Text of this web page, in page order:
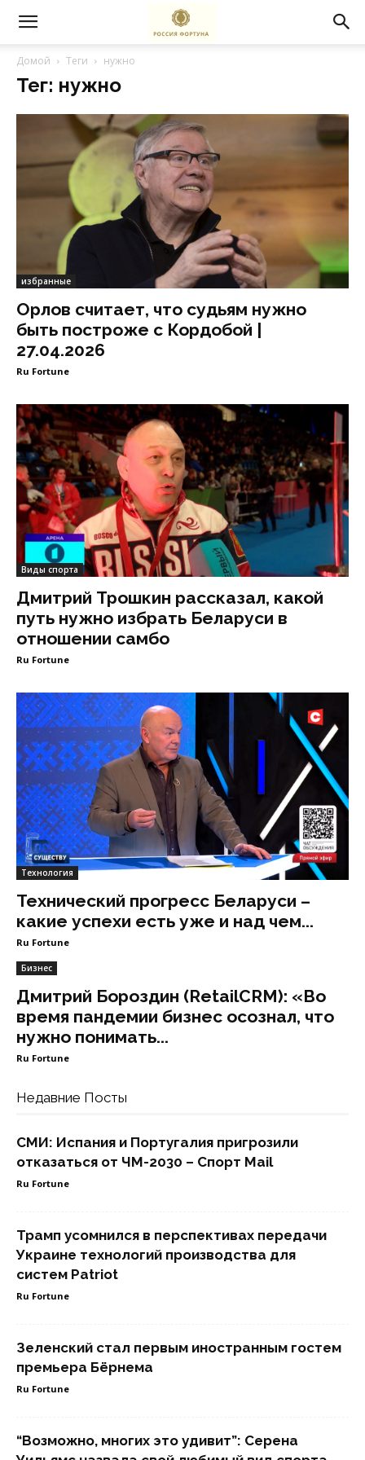
Домой Теги нужно
Тег: нужно
избранные
Орлов считает, что судьям нужно
быть построже с Кордобой |
27.04.2026
Ru Fortune
Виды спорта
Дмитрий Трошкин рассказал, какой
путь нужно избрать Беларуси в
отношении самбо
Ru Fortune
Технология
Технический прогресс Беларуси –
какие успехи есть уже и над чем...
Ru Fortune
Бизнес
Дмитрий Бороздин (RetailCRM): «Во
время пандемии бизнес осознал, что
нужно понимать...
Ru Fortune
Недавние Посты
СМИ: Испания и Португалия пригрозили
отказаться от ЧМ-2030 – Спорт Mail
Ru Fortune
Трамп усомнился в перспективах передачи
Украине технологий производства для
систем Patriot
Ru Fortune
Зеленский стал первым иностранным гостем
премьера Бёрнема
Ru Fortune
“Возможно, многих это удивит”: Серена